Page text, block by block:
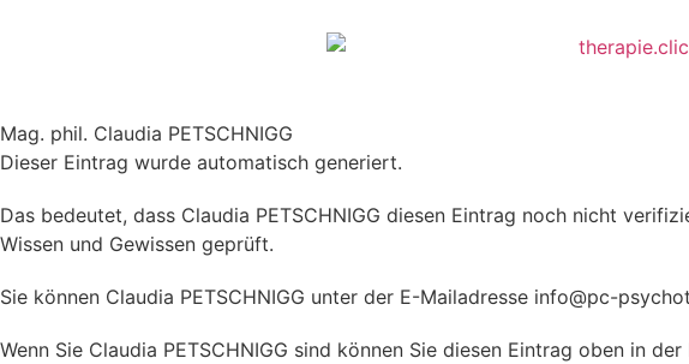
Mag. phil. Claudia PETSCHNIGG
Dieser Eintrag wurde automatisch generiert.
Das bedeutet, dass Claudia PETSCHNIGG diesen Eintrag noch nicht
Wissen und Gewissen geprüft.
Sie können Claudia PETSCHNIGG unter der E-Mailadresse info@pc-
Wenn Sie Claudia PETSCHNIGG sind können Sie diesen Eintrag oben in